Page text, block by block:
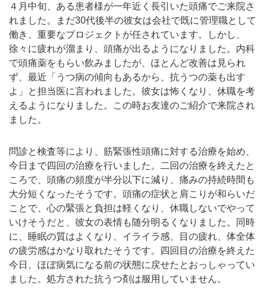
４月中旬、ある患者様が一年近く長引いた頭痛でご来院さ
れました。まだ30代後半の彼女は会社で既に管理職として
働き、重要なプロジェクトが任されています。しかし、
徐々に疲れが溜まり、頭痛が出るようになりました。内科
で頭痛薬をもらい飲みましたが、ほとんど改善は見られ
ず、最近「うつ病の傾向もあるから、抗うつの薬も出す
よ」と担当医に言われました。彼女は怖くなり、休職を考
えるようになりました。この時お友達のご紹介で来院され
ました。
問診と検査等により、筋緊張性頭痛に対する治療を始め、
今日まで四回の治療を行いました。二回の治療を終えたと
ころで、頭痛の頻度が半分以下に減り、痛みの持続時間も
大分短くなったそうです。頭痛の症状と肩こりが和らいだ
ことで、心の緊張と負担は軽くなり、休職しないでやって
いけそうだと、彼女の表情も随分明るくなりました。同時
に、睡眠の質はよくなり、イライラ感、目の疲れ、体全体
の疲労感はかなり取れたそうです。四回目の治療を終えた
今日、ほぼ病気になる前の状態に戻せたとおっしゃってい
ました。処方された抗うつ剤は服用していません。